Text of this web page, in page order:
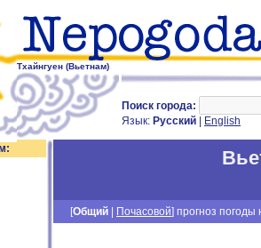
Тхайнгуен (Вьетнам)
Поиск города:
Язык: Русский English
[Общий Почасовой] прогноз погоды